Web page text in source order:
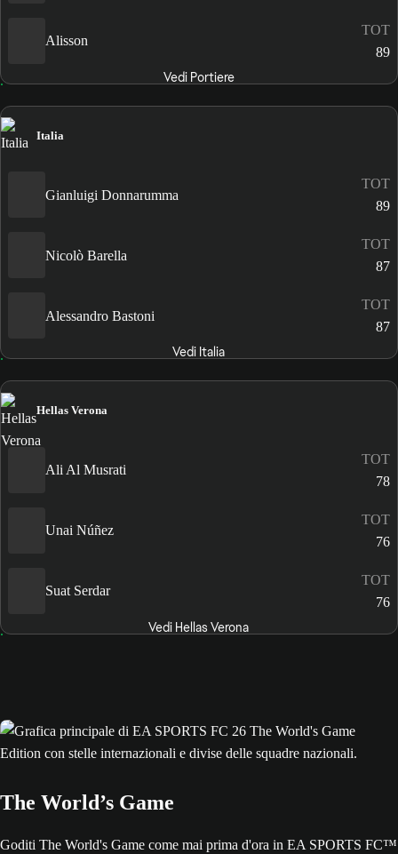
Alisson
TOT
89
Vedi Portiere
Italia
Gianluigi Donnarumma
TOT
89
Nicolò Barella
TOT
87
Alessandro Bastoni
TOT
87
Vedi Italia
Hellas Verona
Ali Al Musrati
TOT
78
Unai Núñez
TOT
76
Suat Serdar
TOT
76
Vedi Hellas Verona
The World’s Game
Goditi The World's Game come mai prima d'ora in EA SPORTS FC™